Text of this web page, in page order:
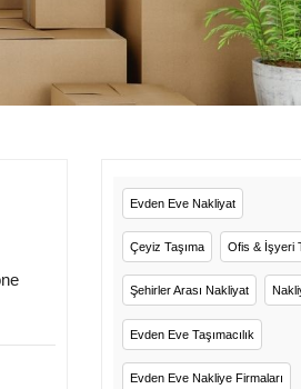
Evden Eve Nakliyat
Çeyiz Taşıma Ofis & İşyeri
Şehirler Arası Nakliyat
Evden Eve Taşımacılık
Evden Eve Nakliye Firmaları